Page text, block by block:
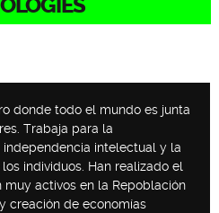
donde todo el mundo es junta
Trabaja para la
intelectual y la
individuos. Han realizado el
muy activos en la Repoblación
creación de economías